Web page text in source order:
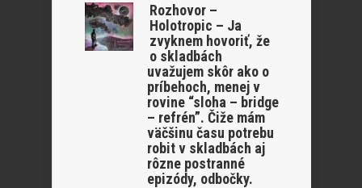
Rozhovor –
Holotropic – Ja
zvyknem hovoriť, že
o skladbách
uvažujem skôr ako o
príbehoch, menej v
rovine “sloha – bridge
– refrén”. Čiže mám
väčšinu času potrebu
robit v skladbách aj
rôzne postranné
epizódy, odbočky.